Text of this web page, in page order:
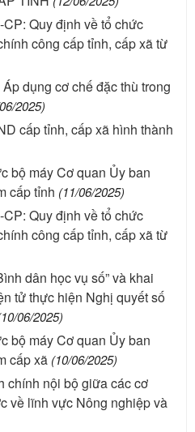
Quy định về tổ chức
công cấp tỉnh, cấp xã từ
dụng cơ chế đặc thù trong
2025)
cấp tỉnh, cấp xã hình thành
bộ máy Cơ quan Ủy ban
cấp tỉnh (11/06/2025)
Quy định về tổ chức
công cấp tỉnh, cấp xã từ
dân học vụ số” và khai
tử thực hiện Nghị quyết số
06/2025)
bộ máy Cơ quan Ủy ban
cấp xã (10/06/2025)
chính nội bộ giữa các cơ
về lĩnh vực Nông nghiệp và